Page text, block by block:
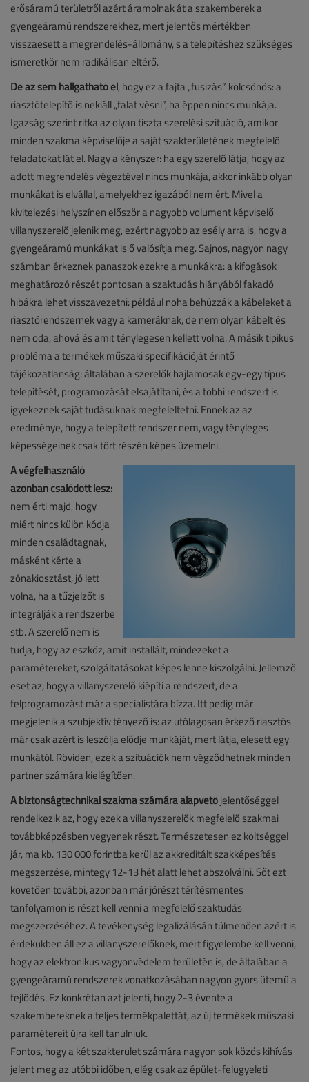
erősáramú területről azért áramolnak át a szakemberek a
gyengeáramú rendszerekhez, mert jelentős mértékben
visszaesett a megrendelés-állomány, s a telepítéshez szükséges
ismeretkör nem radikálisan eltérő.
De az sem hallgatható el, hogy ez a fajta „fusizás” kölcsönös: a
riasztótelepítő is nekiáll „falat vésni”, ha éppen nincs munkája.
Igazság szerint ritka az olyan tiszta szerelési szituáció, amikor
minden szakma képviselője a saját szakterületének megfelelő
feladatokat lát el. Nagy a kényszer: ha egy szerelő látja, hogy az
adott megrendelés végeztével nincs munkája, akkor inkább olyan
munkákat is elvállal, amelyekhez igazából nem ért. Mivel a
kivitelezési helyszínen először a nagyobb volument képviselő
villanyszerelő jelenik meg, ezért nagyobb az esély arra is, hogy a
gyengeáramú munkákat is ő valósítja meg. Sajnos, nagyon nagy
számban érkeznek panaszok ezekre a munkákra: a kifogások
meghatározó részét pontosan a szaktudás hiányából fakadó
hibákra lehet visszavezetni: például noha behúzzák a kábeleket a
riasztórendszernek vagy a kameráknak, de nem olyan kábelt és
nem oda, ahová és amit ténylegesen kellett volna. A másik tipikus
probléma a termékek műszaki specifikációját érintő
tájékozatlanság: általában a szerelők hajlamosak egy-egy típus
telepítését, programozását elsajátítani, és a többi rendszert is
igyekeznek saját tudásuknak megfeleltetni. Ennek az az
eredménye, hogy a telepített rendszer nem, vagy tényleges
képességeinek csak tört részén képes üzemelni.
A végfelhasználó
azonban csalódott lesz:
nem érti majd, hogy
miért nincs külön kódja
minden családtagnak,
másként kérte a
zónakiosztást, jó lett
volna, ha a tűzjelzőt is
integrálják a rendszerbe
stb. A szerelő nem is
tudja, hogy az eszköz, amit installált, mindezeket a
paramétereket, szolgáltatásokat képes lenne kiszolgálni. Jellemző
eset az, hogy a villanyszerelő kiépíti a rendszert, de a
felprogramozást már a specialistára bízza. Itt pedig már
megjelenik a szubjektív tényező is: az utólagosan érkező riasztós
már csak azért is leszólja elődje munkáját, mert látja, elesett egy
munkától. Röviden, ezek a szituációk nem végződhetnek minden
partner számára kielégítően.
A biztonságtechnikai szakma számára alapvetőjelentőséggel
rendelkezik az, hogy ezek a villanyszerelők megfelelő szakmai
továbbképzésben vegyenek részt. Természetesen ez költséggel
jár, ma kb. 130 000 forintba kerül az akkreditált szakképesítés
megszerzése, mintegy 12-13 hét alatt lehet abszolválni. Sőt ezt
követően további, azonban már jórészt térítésmentes
tanfolyamon is részt kell venni a megfelelő szaktudás
megszerzéséhez. A tevékenység legalizálásán túlmenően azért is
érdekükben áll ez a villanyszerelőknek, mert figyelembe kell venni,
hogy az elektronikus vagyonvédelem területén is, de általában a
gyengeáramú rendszerek vonatkozásában nagyon gyors ütemű a
fejlődés. Ez konkrétan azt jelenti, hogy 2-3 évente a
szakembereknek a teljes termékpalettát, az új termékek műszaki
paramétereit újra kell tanulniuk.
Fontos, hogy a két szakterület számára nagyon sok közös kihívás
jelent meg az utóbbi időben, elég csak az épület-felügyeleti